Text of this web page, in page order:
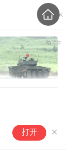
打开